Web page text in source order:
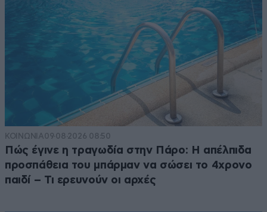
ΚΟΙΝΩΝΙΑ09·08·2026 08:50
Πώς έγινε η τραγωδία στην Πάρο: Η απέλπιδα
προσπάθεια του μπάρμαν να σώσει το 4χρονο
παιδί – Τι ερευνούν οι αρχές